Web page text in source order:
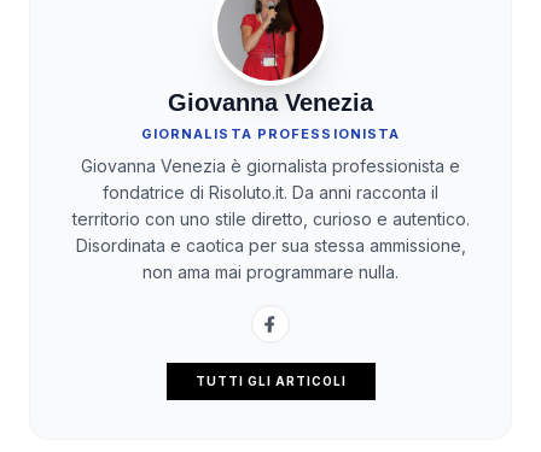
Giovanna Venezia
GIORNALISTA PROFESSIONISTA
Giovanna Venezia è giornalista professionista e
fondatrice di Risoluto.it. Da anni racconta il
territorio con uno stile diretto, curioso e autentico.
Disordinata e caotica per sua stessa ammissione,
non ama mai programmare nulla.
TUTTI GLI ARTICOLI